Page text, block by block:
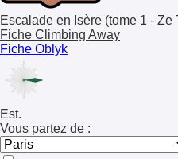
Escalade en Isère (tome 1 - Ze
Fiche Climbing Away
Fiche Oblyk
Est.
Vous partez de :